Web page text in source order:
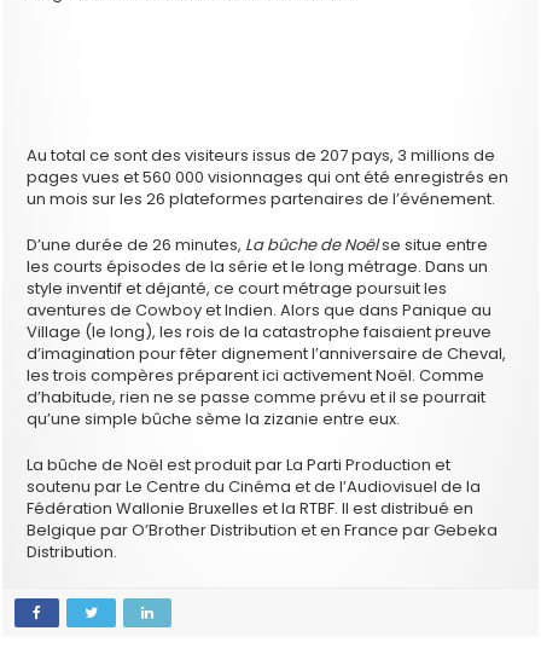
Au total ce sont des visiteurs issus de 207 pays, 3 millions de
pages vues et 560 000 visionnages qui ont été enregistrés en
un mois sur les 26 plateformes partenaires de l’événement.
D’une durée de 26 minutes, La bûche de Noëlse situe entre
les courts épisodes de la série et le long métrage. Dans un
style inventif et déjanté, ce court métrage poursuit les
aventures de Cowboy et Indien. Alors que dans Panique au
Village (le long), les rois de la catastrophe faisaient preuve
d’imagination pour fêter dignement l’anniversaire de Cheval,
les trois compères préparent ici activement Noël. Comme
d’habitude, rien ne se passe comme prévu et il se pourrait
qu’une simple bûche sème la zizanie entre eux.
La bûche de Noël est produit par La Parti Production et
soutenu par Le Centre du Cinéma et de l’Audiovisuel de la
Fédération Wallonie Bruxelles et la RTBF. Il est distribué en
Belgique par O’Brother Distribution et en France par Gebeka
Distribution.